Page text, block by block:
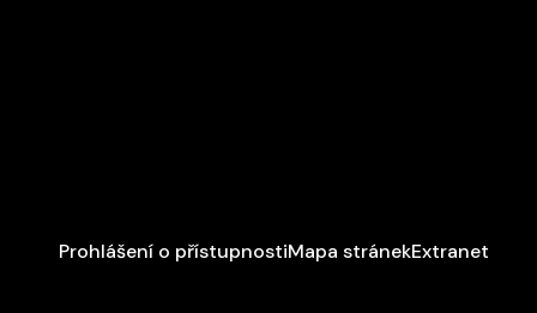
Prohlášení o přístupnostiMapa stránekExtranet